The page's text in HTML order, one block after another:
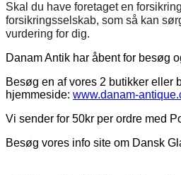
Skal du have foretaget en
forsikringsselskab, som så kan
vurdering for dig.
Danam Antik har åbent for besøg
Besøg en af vores 2 butikker eller
hjemmeside: www.danam-
Vi sender for 50kr per ordre med
Besøg vores info site om Dansk